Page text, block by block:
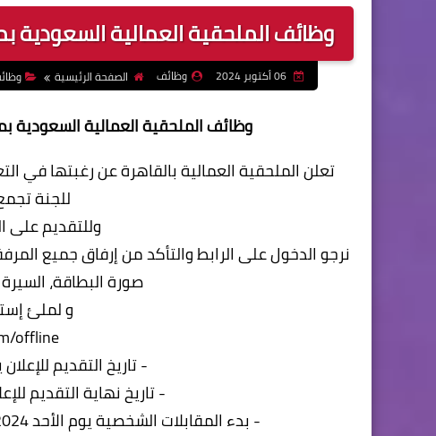
وظائف الملحقية العمالية السعودية
06 أكتوبر 2024 وظائف الصفحة الرئيسية
وظائف الملحقية العمالية السعودية
تعلن الملحقية العمالية بالقاهرة عن رغبتها في
للجنة
وللتقديم على
نرجو الدخول على الرابط والتأكد من إرفاق جميع
صورة البطاقة،
و لملئ
offline
- تاريخ التقديم للإعلان يوم
- تاريخ نهاية التقديم للإعلان
- بدء المقابلات الشخصية يوم الأحد 13/10/2024 بمقر السفارة السعودية بالقاهرة.